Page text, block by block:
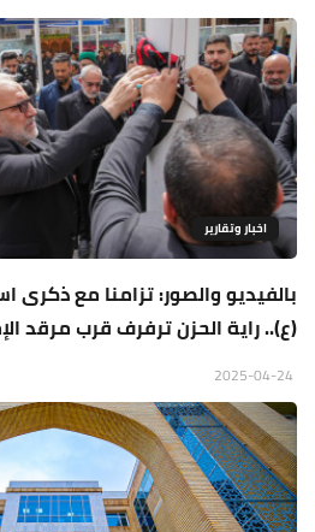
اخبار وتقارير
بالفيديو والصور: تزامنا مع ذكرى
(ع).. راية الحزن ترفرف قرب مرقد